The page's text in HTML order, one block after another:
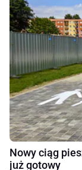
Nowy ciąg
już gotowy